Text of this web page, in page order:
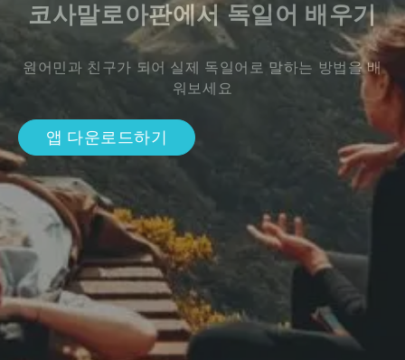
코사말로아판에서 독일어 배우기
원어민과 친구가 되어 실제 독일어로 말하는 방법을 배
워보세요
앱 다운로드하기